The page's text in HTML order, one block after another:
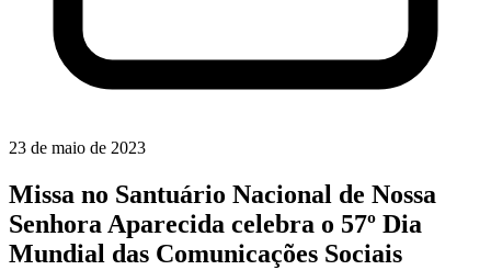
23 de maio de 2023
Missa no Santuário Nacional de Nossa
Senhora Aparecida celebra o 57º Dia
Mundial das Comunicações Sociais